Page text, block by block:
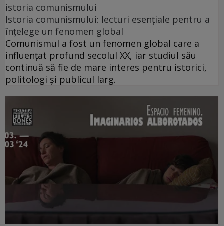
istoria comunismului
Istoria comunismului: lecturi esențiale pentru a
înțelege un fenomen global
Comunismul a fost un fenomen global care a
influențat profund secolul XX, iar studiul său
continuă să fie de mare interes pentru istorici,
politologi și publicul larg.